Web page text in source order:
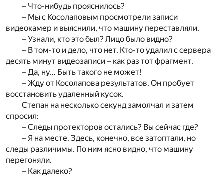
– Что-нибудь прояснилось?
– Мы с Косолаповым просмотрели записи
видеокамер и выяснили, что машину переставляли.
– Узнали, кто это был? Лицо было видно?
– В том-то и дело, что нет. Кто-то удалил с сервера
десять минут видеозаписи – как раз тот фрагмент.
– Да, ну… Быть такого не может!
– Жду от Косолапова результатов. Он пробует
восстановить удаленный кусок.
Степан на несколько секунд замолчал и затем
спросил:
– Следы протекторов остались? Вы сейчас где?
– Я на месте. Здесь, конечно, все затоптали, но
следы различимы. По ним ясно видно, что машину
перегоняли.
– Как далеко?